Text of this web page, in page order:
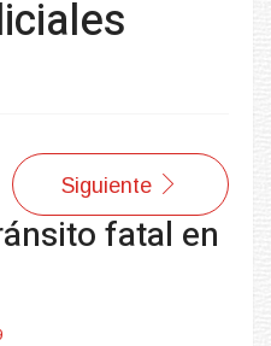
Siguiente
fatal en